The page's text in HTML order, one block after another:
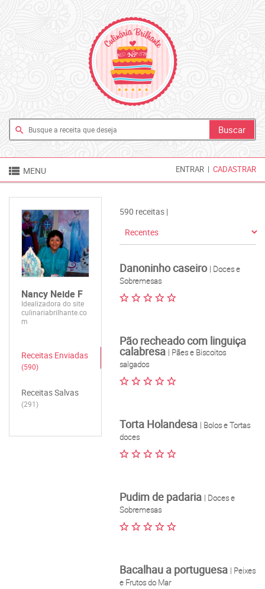
search
 MENU ENTRAR | CADASTRAR
Nancy Neide F
Idealizadora do site
culinariabrilhante.co
m
Receitas Enviadas
(590)
Receitas Salvas
(291)
590 receitas |
Danoninho caseiro | Doces e
Sobremesas
Pão recheado com linguiça
calabresa | Pães e Biscoitos
salgados
Torta Holandesa | Bolos e Tortas
doces
Pudim de padaria | Doces e
Sobremesas
Bacalhau a portuguesa | Peixes
e Frutos do Mar